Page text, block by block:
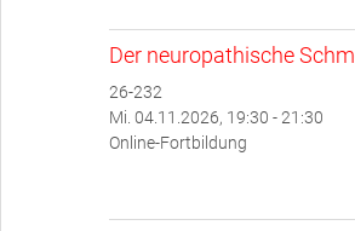
Der neuropathische
26-232
Mi. 04.11.2026, 19:30 - 21:30
Online-Fortbildung